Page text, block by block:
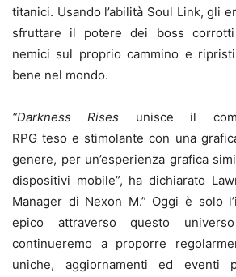
titanici. Usando l’abilità Soul Link, gli
sfruttare il potere dei boss
nemici sul proprio cammino e
bene nel mondo.
“Darkness Rises unisce il
RPG teso e stimolante con una
genere, per un’esperienza grafica
dispositivi mobile”, ha dichiarato
Manager di Nexon M.” Oggi è solo
epico attraverso questo
continueremo a proporre
uniche, aggiornamenti ed